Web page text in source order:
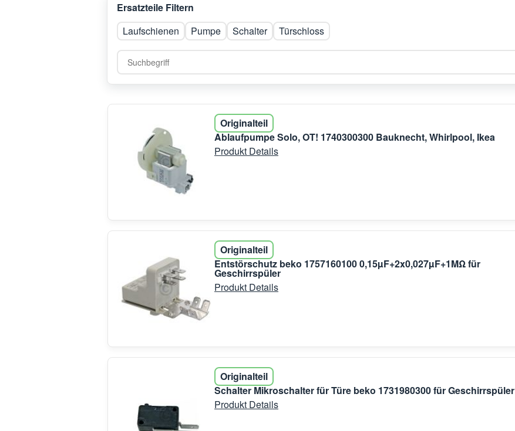
Ersatzteile Filtern
Laufschienen
Pumpe Schalter Türschloss
Originalteil
Ablaufpumpe Solo, OT! 1740300300 Bauknecht, Whirlpool, Ikea
Produkt Details
Originalteil
Entstörschutz beko 1757160100 0,15µF+2x0,027µF+1MΩ für
Geschirrspüler
Produkt Details
Originalteil
Schalter Mikroschalter für Türe beko 1731980300 für Geschirrspüler
Produkt Details